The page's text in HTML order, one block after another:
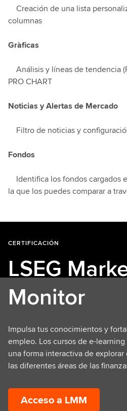
Creación de una lista
columnas
Gràficas
Análisis y líneas de tendencia
PRO CHART
Noticias y Alertas de Mercado
Filtro de noticias y
Fondos
Identifica los fondos cargados
la que los puedes comparar a
CERTIFICACIÓN
LSEG
Monitor
Impulsa tus conocimientos y
empleo. Los cursos de e-
una forma interactiva de
las diferentes áreas de las
Acceso a LMM